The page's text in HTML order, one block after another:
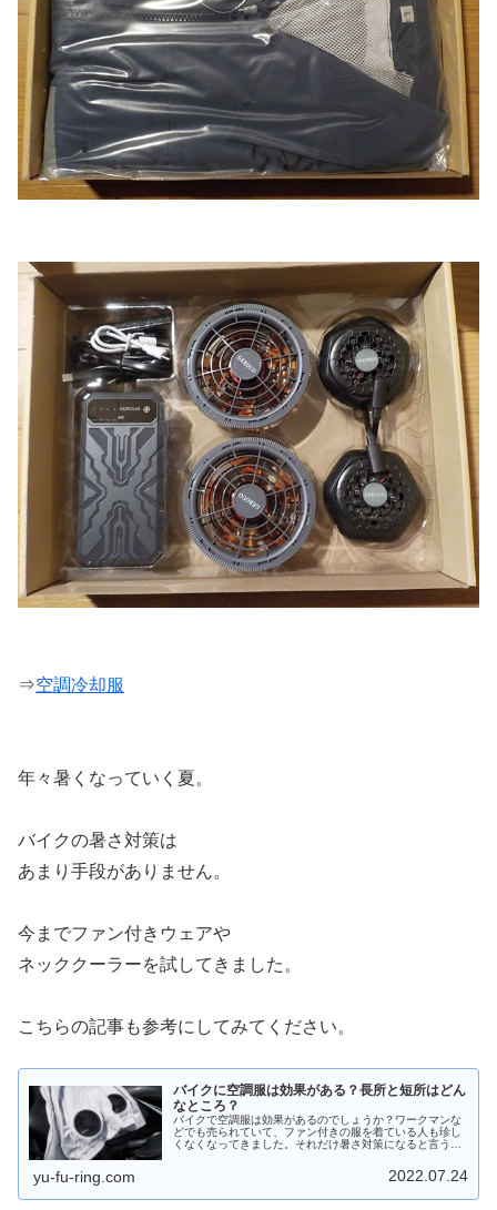
⇒空調冷却服
年々暑くなっていく夏。
バイクの暑さ対策は
あまり手段がありません。
今までファン付きウェアや
ネッククーラーを試してきました。
こちらの記事も参考にしてみてください。
バイクに空調服は効果がある？長所と短所はどん
なところ？
バイクで空調服は効果があるのでしょうか？ワークマンな
どでも売られていて、ファン付きの服を着ている人も珍し
くなくなってきました。それだけ暑さ対策になると言うこ
yu-fu-ring.com 2022.07.24